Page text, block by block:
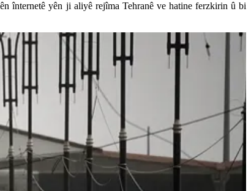
înternetê yên ji aliyê rejîma Tehranê ve hatine ferzkirin û bi